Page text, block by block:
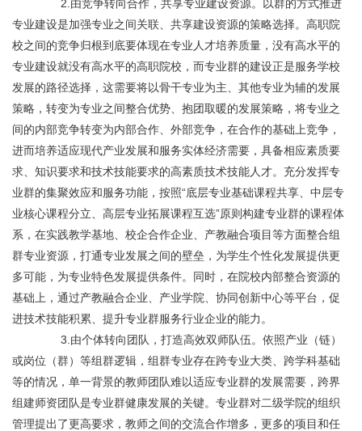
专业建设是加强专业之间关联、共享建设资源的策略选择。高职院
校之间的竞争归根到底要体现在专业人才培养质量，没有高水平的
专业建设就没有高水平的高职院校，而专业群的建设正是服务学校
发展的路径选择，这需要将以骨干专业为主、其他专业为辅的发展
策略，转变为专业之间整合优势、抱团取暖的发展策略，将专业之
间的内部竞争转变为内部合作、外部竞争，在合作的基础上竞争，
进而培养适应现代产业发展和服务实体经济需要，具备相应素质要
求、知识要求和技术技能要求的高素质技术技能人才。充分发挥专
业群的集聚效应和服务功能，按照“底层专业基础课程共享、中层专
业核心课程分立、高层专业拓展课程互选”原则构建专业群的课程体
系，在实践教学基地、校企合作企业、产教融合项目等方面整合组
群专业资源，打通专业发展之间的壁垒，为学生个性化发展提供更
多可能，为专业特色发展提供条件。同时，在院校内部整合资源的
基础上，通过产教融合企业、产业学院、协同创新中心等平台，促
进技术技能积累、提升专业群服务行业企业的能力。
或岗位（群）等组群逻辑，组群专业存在跨专业大类、跨学科基础
等的情况，单一背景的教师团队难以适应专业群的发展需要，跨界
组建师资团队是专业群健康发展的关键。专业群对二级学院的组织
管理提出了更高要求，教师之间的交流合作增多，更多的项目和任